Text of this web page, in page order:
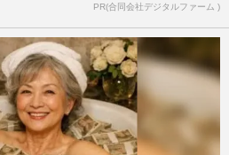
PR(合同会社デジタルファーム )